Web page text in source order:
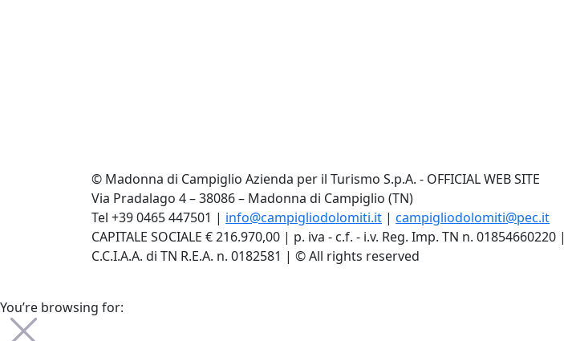
© Madonna di Campiglio Azienda per il Turismo S.p.A. - OFFICIAL WEB SITE
Via Pradalago 4 – 38086 – Madonna di Campiglio (TN)
Tel +39 0465 447501 | info@campigliodolomiti.it | campigliodolomiti@pec.it
CAPITALE SOCIALE € 216.970,00 | p. iva - c.f. - i.v. Reg. Imp. TN n. 01854660220 |
C.C.I.A.A. di TN R.E.A. n. 0182581 | © All rights reserved
You’re browsing for: